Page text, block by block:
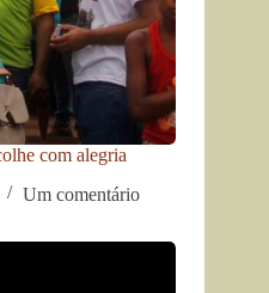
com alegria
Um comentário